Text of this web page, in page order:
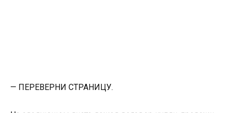
— ПЕРЕВЕРНИ СТРАНИЦУ.